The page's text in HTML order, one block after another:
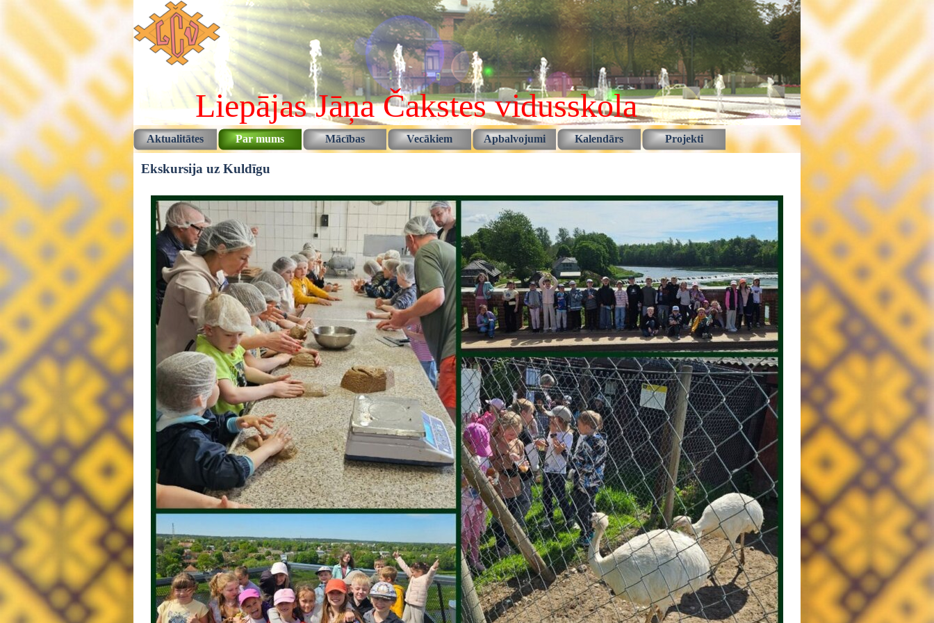
Pāriet uz saturu
Liepājas Jāņa Čakstes vidusskola
Izlaist izvēlni
Aktualitātes Par mums ▼
Mācības ▼
Vecākiem ▼
Apbalvojumi ▼
Kalendārs ▼
Projekti ▼
Ekskursija uz Kuldīgu